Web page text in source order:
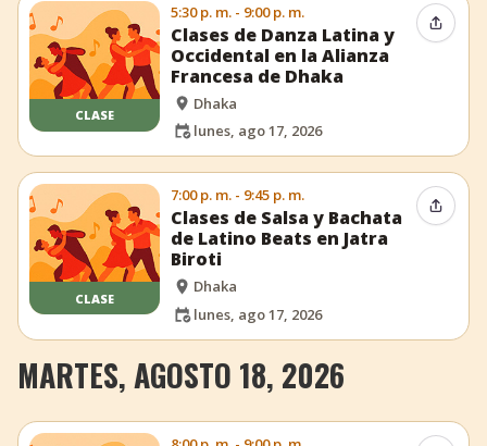
CLASE
5:30 p. m. - 9:00 p. m.
Clases de Danza Latina y
Occidental en la Alianza
Francesa de Dhaka
Dhaka
lunes, ago 17, 2026
CLASE
7:00 p. m. - 9:45 p. m.
Clases de Salsa y Bachata
de Latino Beats en Jatra
Biroti
Dhaka
lunes, ago 17, 2026
MARTES, AGOSTO 18, 2026